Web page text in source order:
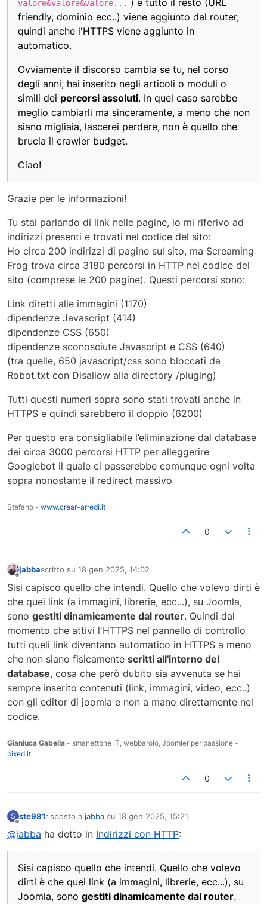
valore&valore&valore...
friendly, dominio ecc..) viene aggiunto dal router,
quindi anche l'HTTPS viene aggiunto in
automatico.
Ovviamente il discorso cambia se tu, nel corso
degli anni, hai inserito negli articoli o moduli o
simili dei percorsi assoluti. In quel caso sarebbe
meglio cambiarli ma sinceramente, a meno che non
siano migliaia, lascerei perdere, non è quello che
brucia il crawler budget.
Ciao!
Grazie per le informazioni!
Tu stai parlando di link nelle pagine, io mi riferivo ad
indirizzi presenti e trovati nel codice del sito:
Ho circa 200 indirizzi di pagine sul sito, ma Screaming
Frog trova circa 3180 percorsi in HTTP nel codice del
sito (comprese le 200 pagine). Questi percorsi sono:
Link diretti alle immagini (1170)
dipendenze Javascript (414)
dipendenze CSS (650)
dipendenze sconosciute Javascript e CSS (640)
(tra quelle, 650 javascript/css sono bloccati da
Robot.txt con Disallow alla directory /pluging)
Tutti questi numeri sopra sono stati trovati anche in
HTTPS e quindi sarebbero il doppio (6200)
Per questo era consigliabile l’eliminazione dal database
dei circa 3000 percorsi HTTP per alleggerire
Googlebot il quale ci passerebbe comunque ogni volta
sopra nonostante il redirect massivo
Stefano - www.crear-arredi.it
0
jabbascritto su 18 gen 2025, 14:02
ultima modifica di
Sisi capisco quello che intendi. Quello che volevo dirti è
che quei link (a immagini, librerie, ecc...), su Joomla,
sono gestiti dinamicamente dal router. Quindi dal
momento che attivi l'HTTPS nel pannello di controllo
tutti queli link diventano automatico in HTTPS a meno
che non siano fisicamente scritti all'interno del
database, cosa che però dubito sia avvenuta se hai
sempre inserito contenuti (link, immagini, video, ecc..)
con gli editor di joomla e non a mano direttamente nel
codice.
Gianluca Gabella - smanettone IT, webbarolo, Joomler per passione -
pixed.it
0
S ste981risposto a jabba su 18 gen 2025, 15:21
ultima modifica di
@jabba ha detto in Indirizzi con HTTP:
Sisi capisco quello che intendi. Quello che volevo
dirti è che quei link (a immagini, librerie, ecc...), su
Joomla, sono gestiti dinamicamente dal router.